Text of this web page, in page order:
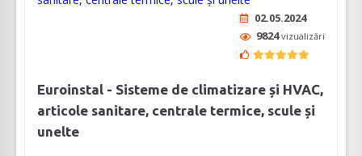
02.05.2024
9824vizualizări
Euroinstal - Sisteme de climatizare și HVAC,
articole sanitare, centrale termice, scule și
unelte